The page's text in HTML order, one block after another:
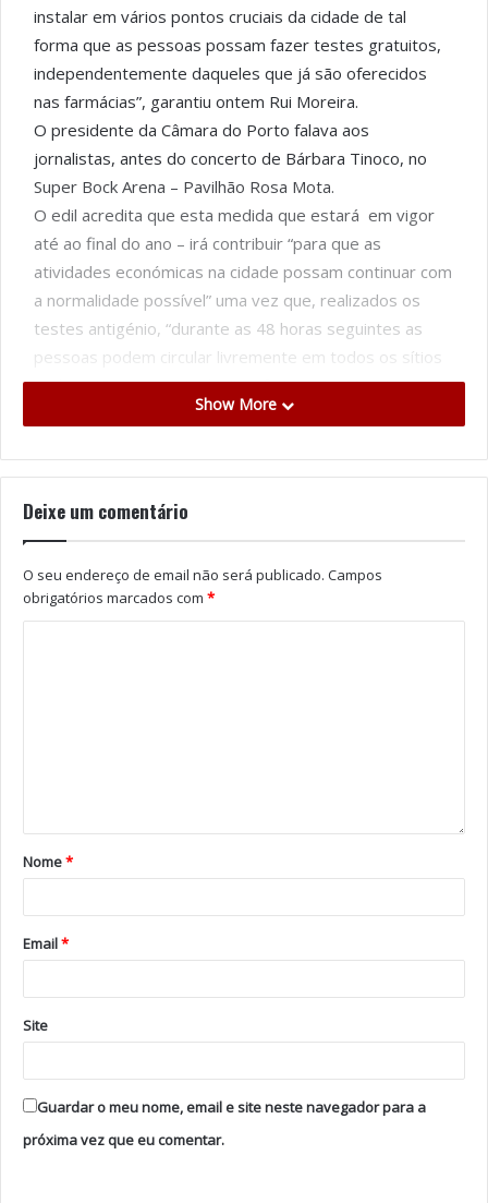
instalar em vários pontos cruciais da cidade de tal
forma que as pessoas possam fazer testes gratuitos,
independentemente daqueles que já são oferecidos
nas farmácias”, garantiu ontem Rui Moreira.
O presidente da Câmara do Porto falava aos
jornalistas, antes do concerto de Bárbara Tinoco, no
Super Bock Arena – Pavilhão Rosa Mota.
O edil acredita que esta medida que estará em vigor
até ao final do ano – irá contribuir “para que as
atividades económicas na cidade possam continuar com
a normalidade possível” uma vez que, realizados os
testes antigénio, “durante as 48 horas seguintes as
pessoas podem circular livremente em todos os sítios
onde estão a ser exigidos”, enfatizou Rui Moreira.
No dia em que a cidade ligou as luzes de Natal e
“nossas atividades de Natal de uma forma
Tags Avenida dos Aliados Covid Luuzes
Natal
Show More
Deixe um comentário
O seu endereço de email não será publicado. Campos
obrigatórios marcados com *
Nome*
Email*
Site
Guardar o meu nome, email e site neste navegador para a
próxima vez que eu comentar.